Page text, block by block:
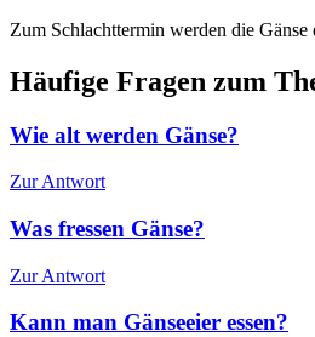
Zum Schlachttermin werden die
Häufige Fragen zum
Wie alt werden Gänse?
Zur Antwort
Was fressen Gänse?
Zur Antwort
Kann man Gänseeier essen?